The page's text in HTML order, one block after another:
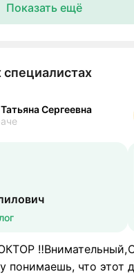
Показать ещё
Сергеевна
‼️Внимательный,
понимаешь, что этот